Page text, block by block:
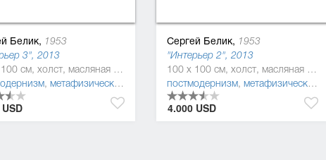
Белик, 1953
3", 2013
100 x 100 см, холст, масляная краска
, метафизическая живопись ,символизм
Сергей Белик, 1953
"Интерьер 2", 2013
100 x 100 см, холст, масляная краска
постмодернизм, метафизическая живопись
4.000 USD